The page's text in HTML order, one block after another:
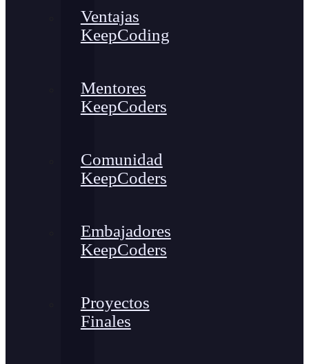
Ventajas
KeepCoding
Mentores
KeepCoders
Comunidad
KeepCoders
Embajadores
KeepCoders
Proyectos
Finales